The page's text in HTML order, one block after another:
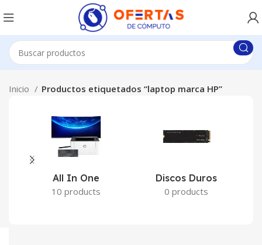
Inicio Productos etiquetados “laptop marca HP”
All In One
10 products
Discos Duros
0 products